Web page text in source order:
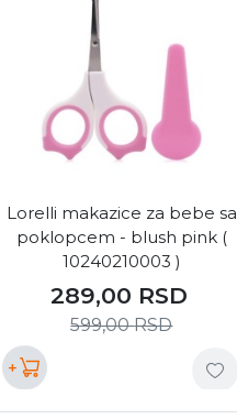
Lorelli makazice za bebe sa
poklopcem - blush pink (
10240210003 )
289,00 RSD
599,00RSD
+